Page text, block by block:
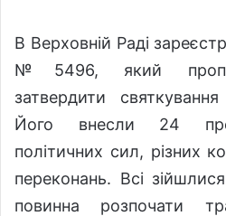
В Верховній Раді
№5496, який
затвердити
Його внесли 24
політичних сил, різних
переконань. Всі
повинна розпочати